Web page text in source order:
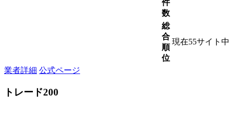
件
数
総
合
順
位
現在55サイト
業者詳細 公式ページ
トレード200